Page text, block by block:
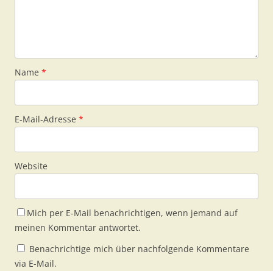
Name *
E-Mail-Adresse *
Website
Mich per E-Mail benachrichtigen, wenn jemand auf
meinen Kommentar antwortet.
Benachrichtige mich über nachfolgende Kommentare
via E-Mail.